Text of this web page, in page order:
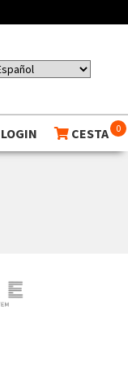
LOGIN CESTA 0